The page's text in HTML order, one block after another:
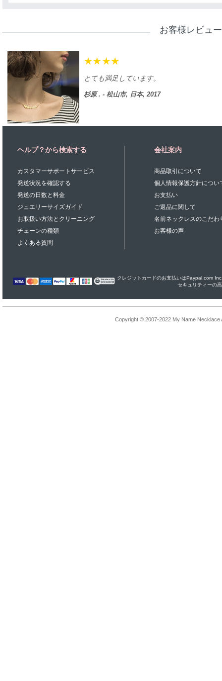
お客様レビュー
とても満足しています。
杉原 . - 松山市, 日本, 2017
ヘルプ？から検索する
カスタマーサポートサービス
発送状況を確認する
発送の日数と料金
ジュエリーサイズガイド
お取扱い方法とクリーニング
チェーンの種類
よくある質問
会社案内
商品取引について
個人情報保護方針につい
お支払い
ご返品に関して
名前ネックレスのこだわ
お客様の声
クレジットカードのお支払いはPaypal.com
セキュリティーの
Copyright © 2007-2022 My Name Necklace